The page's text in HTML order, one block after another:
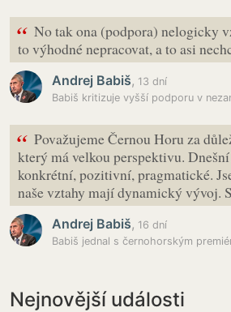
“ No tak ona (podpora) nelogicky
to výhodné nepracovat, a to asi
Andrej Babiš, 13 dní
“ Považujeme Černou Horu za
který má velkou perspektivu.
konkrétní, pozitivní, pragmatické.
naše vztahy mají dynamický vývoj.
Andrej Babiš, 16 dní
Nejnovější události